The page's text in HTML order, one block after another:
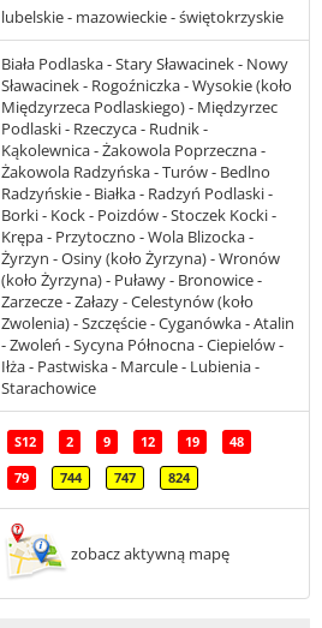
lubelskie - mazowieckie - świętokrzyskie
Biała Podlaska - Stary Sławacinek - Nowy
Sławacinek - Rogoźniczka - Wysokie (koło
Międzyrzeca Podlaskiego) - Międzyrzec
Podlaski - Rzeczyca - Rudnik -
Kąkolewnica - Żakowola Poprzeczna -
Żakowola Radzyńska - Turów - Bedlno
Radzyńskie - Białka - Radzyń Podlaski -
Borki - Kock - Poizdów - Stoczek Kocki -
Krępa - Przytoczno - Wola Blizocka -
Żyrzyn - Osiny (koło Żyrzyna) - Wronów
(koło Żyrzyna) - Puławy - Bronowice -
Zarzecze - Załazy - Celestynów (koło
Zwolenia) - Szczęście - Cyganówka - Atalin
- Zwoleń - Sycyna Północna - Ciepielów -
Iłża - Pastwiska - Marcule - Lubienia -
Starachowice
S12 2 9 12 19 48
79 744 747 824
zobacz aktywną mapę